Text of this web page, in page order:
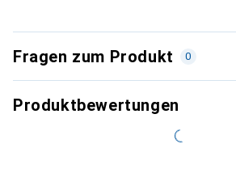
Fragen zum Produkt 0
Produktbewertungen